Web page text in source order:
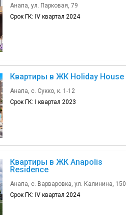
Анапа, ул. Парковая, 79
Срок ГК: IV квартал 2024
Квартиры в ЖК Holiday House
Анапа, с. Сукко, к. 1-12
Срок ГК: I квартал 2023
Квартиры в ЖК Anapolis
Residence
Анапа, с. Варваровка, ул. Калинина, 150
Срок ГК: IV квартал 2024